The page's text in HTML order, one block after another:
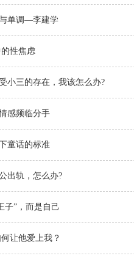
与单调—李建学
的性焦虑
小三的存在，我该怎么办?
感频临分手
童话的标准
出轨，怎么办?
子”，而是自己
让他爱上我？